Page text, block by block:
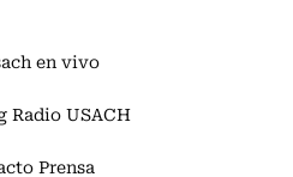
en vivo
Radio USACH
Prensa